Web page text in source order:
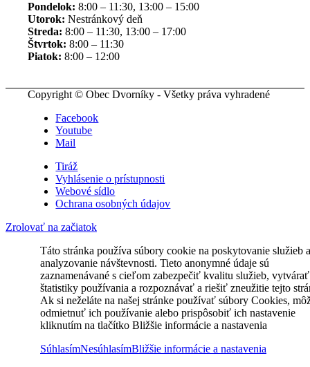
Pondelok: 8:00 – 11:30, 13:00 – 15:00
Utorok: Nestránkový deň
Streda: 8:00 – 11:30, 13:00 – 17:00
Štvrtok: 8:00 – 11:30
Piatok: 8:00 – 12:00
Copyright © Obec Dvorníky - Všetky práva vyhradené
Facebook
Youtube
Mail
Tiráž
Vyhlásenie o prístupnosti
Webové sídlo
Ochrana osobných údajov
Zrolovať na začiatok
Táto stránka používa súbory cookie na poskytovanie služieb a
analyzovanie návštevnosti. Tieto anonymné údaje sú
zaznamenávané s cieľom zabezpečiť kvalitu služieb, vytvárať
štatistiky používania a rozpoznávať a riešiť zneužitie tejto
Ak si neželáte na našej stránke používať súbory Cookies,
odmietnuť ich používanie alebo prispôsobiť ich nastavenie
kliknutím na tlačítko Bližšie informácie a nastavenia
SúhlasímNesúhlasímBližšie informácie a nastavenia